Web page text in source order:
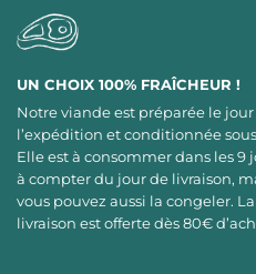
UN CHOIX 100% FRAÎCHEUR !
Notre viande est préparée le
l’expédition et conditionnée
Elle est à consommer dans les 9
à compter du jour de livraison,
vous pouvez aussi la congeler. La
livraison est offerte dès 80€